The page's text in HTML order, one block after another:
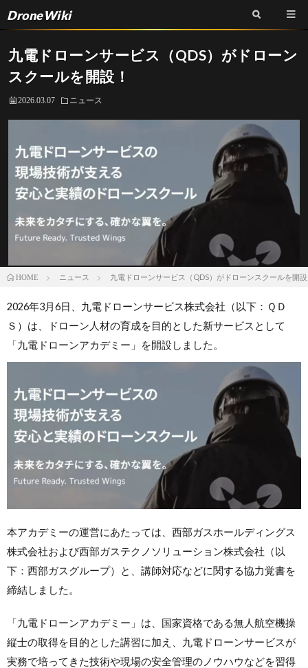
DroneWiki
九電ドローンサービス（QDS）がドローン
スクールを開設！
2026.03.07 ニュース
HOME ニュース 九電ドローンサービス（QDS）がドローンスクールを開
2026年3月6日、九電ドローンサービス株式会社（以下：ＱＤ
Ｓ）は、ドローン人材の育成を目的とした新サービスとして
「九電ドローンアカデミー」を開設しました。
本アカデミーの運営にあたっては、西部ガスホールディングス
株式会社および西部ガステクノソリューション株式会社（以
下：西部ガスグループ）と、講師対応などに関する協力覚書を
締結しました。
「九電ドローンアカデミー」は、国家資格である無人航空機操
縦士の取得を目的とした講習に加え、九電ドローンサービスが
実務で培ってきた技術や現場の安全管理のノウハウなどを習得